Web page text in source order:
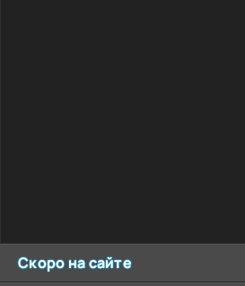
Скоро на сайте